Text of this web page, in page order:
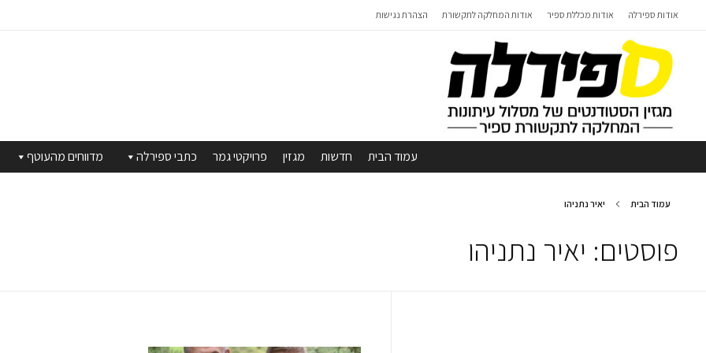
אודות ספירלה אודות מכללת ספיר אודות המחלקה לתקשורת הצהרת נגישות
עמוד הבית חדשות מגזין פרויקטי גמר כתבי ספירלה מדווחים מהעוטף
עמוד הבית יאיר נתניהו
פוסטים: יאיר נתניהו